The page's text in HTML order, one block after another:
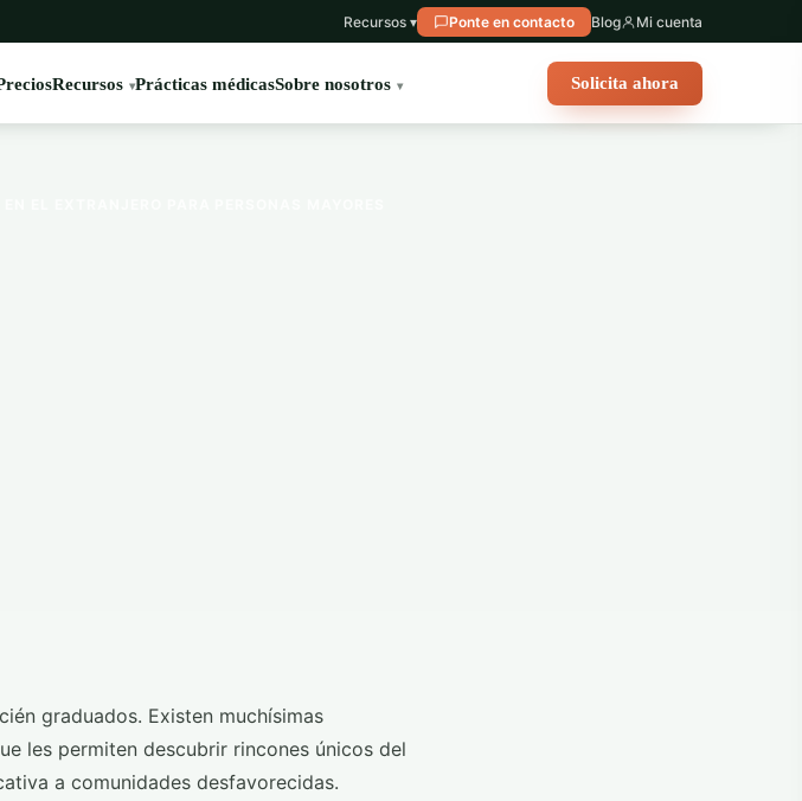
Recursos ▾ Ponte en contacto Blog Mi cuenta
Recursos Prácticas médicasSobre nosotros Solicita ahora
graduados. Existen muchísimas
les permiten descubrir rincones únicos del
a comunidades desfavorecidas.